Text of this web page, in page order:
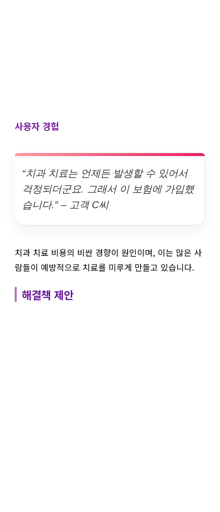
사용자 경험
“치과 치료는 언제든 발생할 수 있어서
걱정되더군요. 그래서 이 보험에 가입했
습니다.” – 고객 C씨
치과 치료 비용의 비싼 경향이 원인이며, 이는 많은 사
람들이 예방적으로 치료를 미루게 만들고 있습니다.
해결책 제안